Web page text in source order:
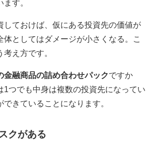
す。
しておけば、仮にある投資先の価値が
体としてはダメージが小さくなる。こ
え方です。
金融商品の詰め合わせパックですか
1つでも中身は複数の投資先になってい
できていることになります。
クがある